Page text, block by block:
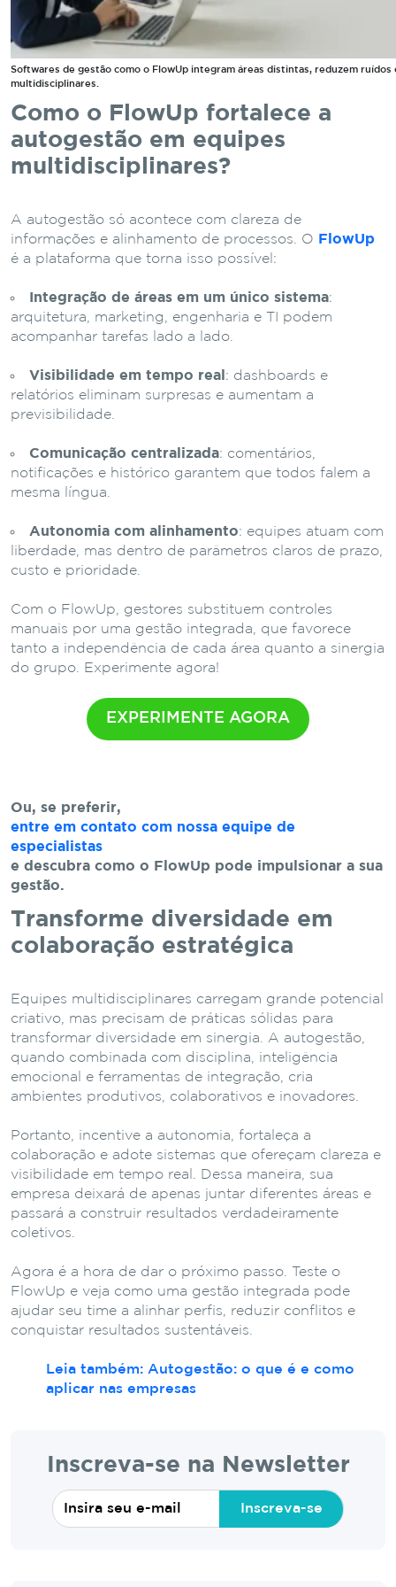
Softwares de gestão como o FlowUp integram áreas distintas, reduzem
multidisciplinares.
Como o FlowUp fortalece a
autogestão em equipes
multidisciplinares?
A autogestão só acontece com clareza de
informações e alinhamento de processos. O FlowUp
é a plataforma que torna isso possível:
Integração de áreas em um único sistema:
arquitetura, marketing, engenharia e TI podem
acompanhar tarefas lado a lado.
Visibilidade em tempo real : dashboards e
relatórios eliminam surpresas e aumentam a
previsibilidade.
Comunicação centralizada: comentários,
notificações e histórico garantem que todos falem a
mesma língua.
Autonomia com alinhamento: equipes atuam com
liberdade, mas dentro de parâmetros claros de prazo,
custo e prioridade.
Com o FlowUp, gestores substituem controles
manuais por uma gestão integrada, que favorece
tanto a independência de cada área quanto a sinergia
do grupo. Experimente agora!
EXPERIMENTE AGORA
Ou, se preferir,
entre em contato com nossa equipe de
especialistas
e descubra como o FlowUp pode impulsionar a sua
gestão.
Transforme diversidade em
colaboração estratégica
Equipes multidisciplinares carregam grande potencial
criativo, mas precisam de práticas sólidas para
transformar diversidade em sinergia. A autogestão,
quando combinada com disciplina, inteligência
emocional e ferramentas de integração, cria
ambientes produtivos, colaborativos e inovadores.
Portanto, incentive a autonomia, fortaleça a
colaboração e adote sistemas que ofereçam clareza e
visibilidade em tempo real. Dessa maneira, sua
empresa deixará de apenas juntar diferentes áreas e
passará a construir resultados verdadeiramente
coletivos.
Agora é a hora de dar o próximo passo. Teste o
FlowUp e veja como uma gestão integrada pode
ajudar seu time a alinhar perfis, reduzir conflitos e
conquistar resultados sustentáveis.
Leia também: Autogestão: o que é e como
aplicar nas empresas
Inscreva-se na Newsletter
Inscreva-se